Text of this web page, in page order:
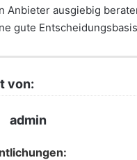
Anbieter ausgiebig
gute
von:
admin